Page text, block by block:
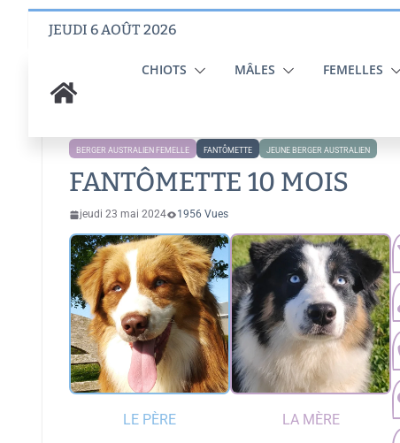
JEUDI 6 AOÛT 2026
CHIOTS MÂLES FEMELLES
BERGER AUSTRALIEN FEMELLE FANTÔMETTE JEUNE BERGER AUSTRALIEN
FANTÔMETTE 10 MOIS
jeudi 23 mai 2024 1956 Vues
LE PÈRE LA MÈRE